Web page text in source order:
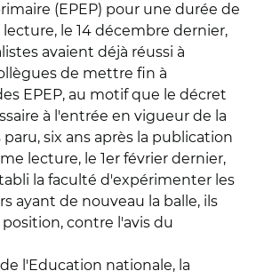
(EPEP) pour une durée de
le 14 décembre dernier,
avaient déjà réussi à
de mettre fin à
EPEP, au motif que le décret
à l'entrée en vigueur de la
six ans après la publication
lecture, le 1er février dernier,
la faculté d'expérimenter les
ayant de nouveau la balle, ils
contre l'avis du
l'Education nationale, la